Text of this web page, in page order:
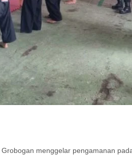
menggelar pengamanan